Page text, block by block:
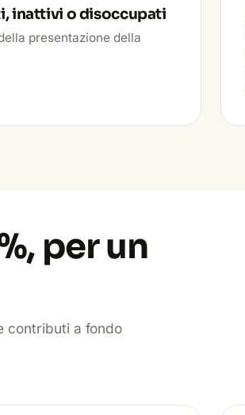
inattivi o disoccupati
presentazione della
per un
contributi a fondo